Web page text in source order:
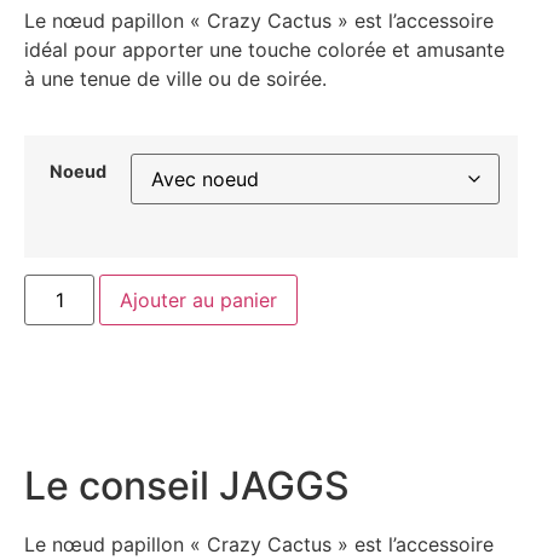
Le nœud papillon « Crazy Cactus » est l’accessoire
idéal pour apporter une touche colorée et amusante
à une tenue de ville ou de soirée.
Noeud
Ajouter au panier
Le conseil JAGGS
Le nœud papillon « Crazy Cactus » est l’accessoire